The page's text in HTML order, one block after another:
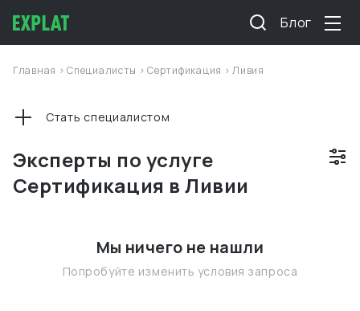
Блог
Главная >Специалисты >Сертификация >Ливия
Эксперты по услуге
Сертификация в Ливии
Стать специалистом
Мы ничего не нашли
Попробуйте изменить условия запроса